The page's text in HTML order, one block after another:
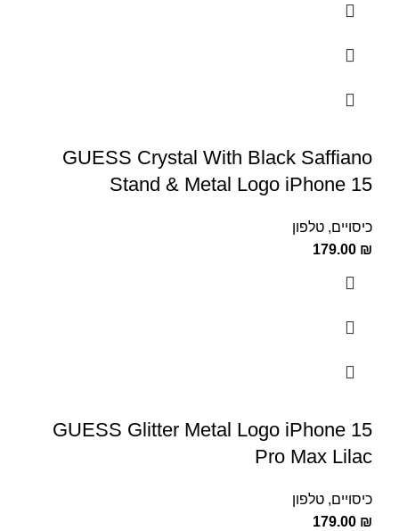
GUESS Crystal With Black Saffiano
Stand & Metal Logo iPhone 15
כיסויים, טלפון
179.00 ₪
GUESS Glitter Metal Logo iPhone 15
Pro Max Lilac
כיסויים, טלפון
179.00 ₪